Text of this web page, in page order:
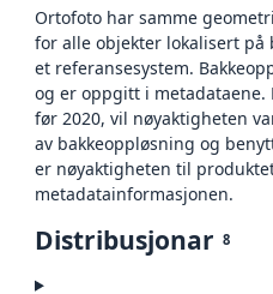
Ortofoto har samme
for alle objekter lokalisert på
et referansesystem.
og er oppgitt i
før 2020, vil nøyaktigheten
av bakkeoppløsning og
er nøyaktigheten til
metadatainformasjonen.
Distribusjonar 8